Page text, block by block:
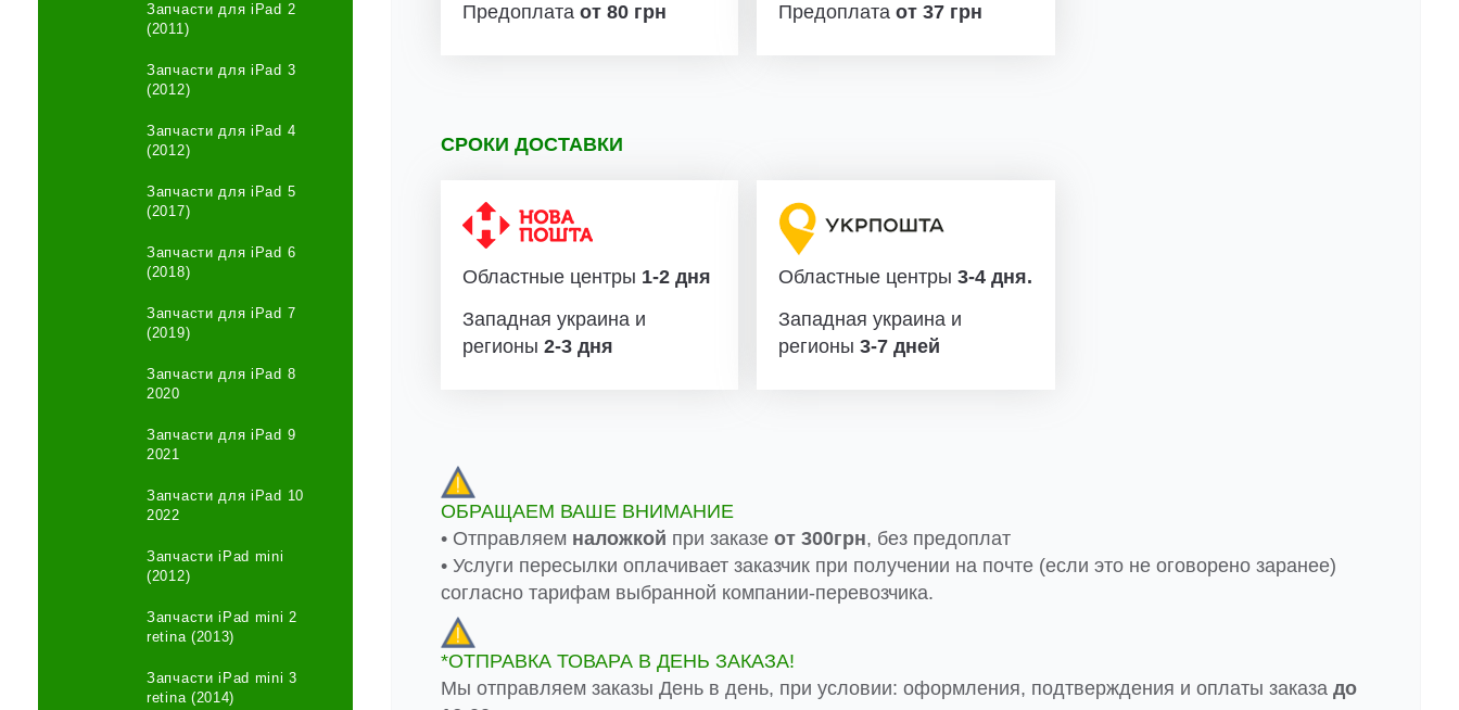
Запчасти для iPad 2
(2011)
Запчасти для iPad 3
(2012)
Запчасти для iPad 4
(2012)
Запчасти для iPad 5
(2017)
Запчасти для iPad 6
(2018)
Запчасти для iPad 7
(2019)
Запчасти для iPad 8
2020
Запчасти для iPad 9
2021
Запчасти для iPad 10
2022
Запчасти iPad mini
(2012)
Запчасти iPad mini 2
retina (2013)
Запчасти iPad mini 3
retina (2014)
Предоплата от 80 грн
Предоплатаот 37 грн
СРОКИ ДОСТАВКИ
Областные центры 1-2 дня
Западная украина и
регионы 2-3 дня
Областные центры 3-4 дня.
Западная украина и
регионы 3-7 дней
ОБРАЩАЕМ ВАШЕ ВНИМАНИЕ
• Отправляем наложкой при заказе от 300грн, без предоплат
• Услуги пересылки оплачивает заказчик при получении на почте (если это не оговорено заранее)
согласно тарифам выбранной компании-перевозчика.
*ОТПРАВКА ТОВАРА В ДЕНЬ ЗАКАЗА!
Мы отправляем заказы День в день, при условии: оформления, подтверждения и оплаты заказа до